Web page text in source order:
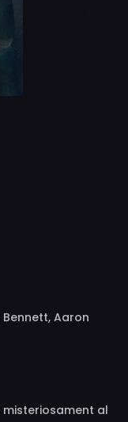
Bennett, Aaron
Brady, Tara
Seán Doyle,
Vivian Drew,
misteriosament al